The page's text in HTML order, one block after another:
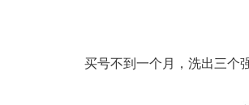
买号不到一个月，洗出三个强